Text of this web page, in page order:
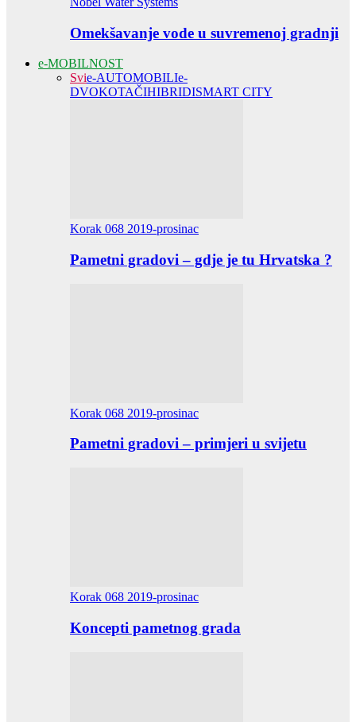
Omekšavanje vode u suvremenoj gradnji
e-MOBILNOST
Svie-AUTOMOBILIe-
DVOKOTAČIHIBRIDISMART CITY
Korak 068 2019-prosinac
Pametni gradovi – gdje je tu Hrvatska ?
Korak 068 2019-prosinac
Pametni gradovi – primjeri u svijetu
Korak 068 2019-prosinac
Koncepti pametnog grada